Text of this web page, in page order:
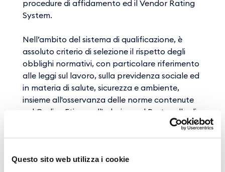
Questo sito web utilizza i cookie
procedure di affidamento ed il Vendor Rating
System.
Nell’ambito del sistema di qualificazione, è
assoluto criterio di selezione il rispetto degli
obblighi normativi, con particolare riferimento
alle leggi sul lavoro, sulla previdenza sociale ed
in materia di salute, sicurezza e ambiente,
insieme all'osservanza delle norme contenute
nel Codice Etico e all'adesione al Protocollo di
legalità sottoscritto da GE.S.A.C. con la
Prefettura di Napoli. Sono poi valutate, oltre
(tecnico-organizzativo, economico-